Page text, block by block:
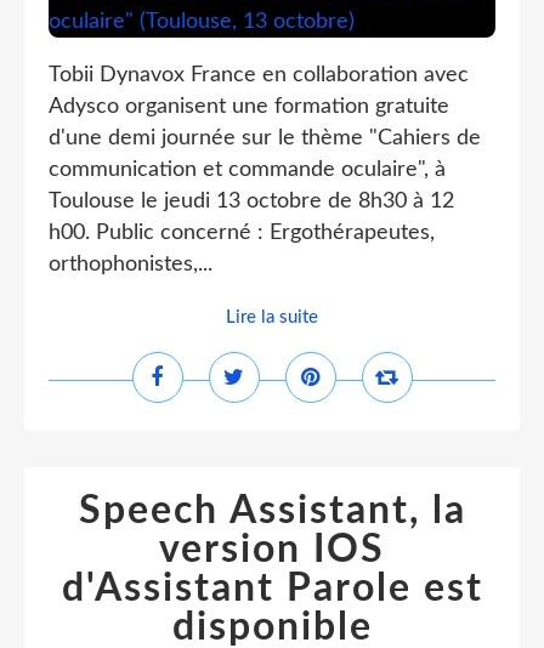
Tobii Dynavox France en collaboration avec
Adysco organisent une formation gratuite
d'une demi journée sur le thème "Cahiers de
communication et commande oculaire", à
Toulouse le jeudi 13 octobre de 8h30 à 12
h00. Public concerné : Ergothérapeutes,
orthophonistes,...
Lire la suite
Speech Assistant, la
version IOS
d'Assistant Parole est
disponible